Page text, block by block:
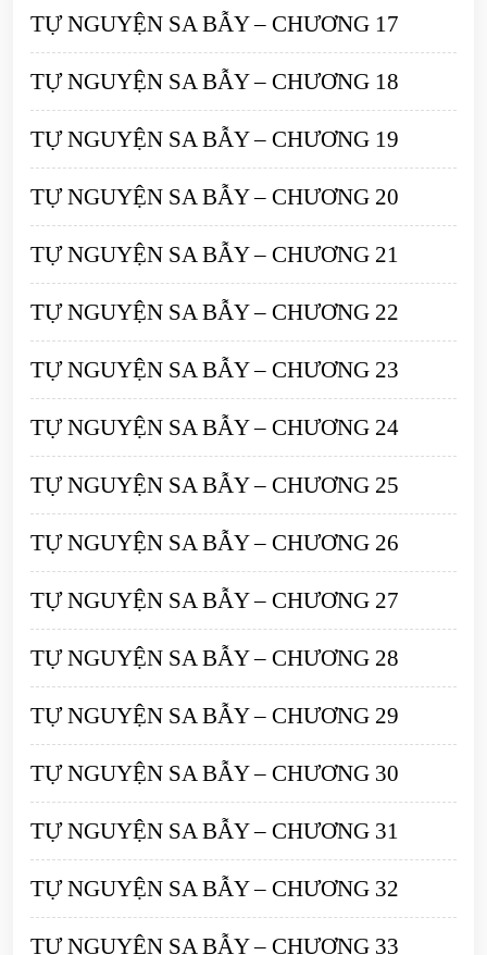
TỰ NGUYỆN SA BẪY – CHƯƠNG 17
TỰ NGUYỆN SA BẪY – CHƯƠNG 18
TỰ NGUYỆN SA BẪY – CHƯƠNG 19
TỰ NGUYỆN SA BẪY – CHƯƠNG 20
TỰ NGUYỆN SA BẪY – CHƯƠNG 21
TỰ NGUYỆN SA BẪY – CHƯƠNG 22
TỰ NGUYỆN SA BẪY – CHƯƠNG 23
TỰ NGUYỆN SA BẪY – CHƯƠNG 24
TỰ NGUYỆN SA BẪY – CHƯƠNG 25
TỰ NGUYỆN SA BẪY – CHƯƠNG 26
TỰ NGUYỆN SA BẪY – CHƯƠNG 27
TỰ NGUYỆN SA BẪY – CHƯƠNG 28
TỰ NGUYỆN SA BẪY – CHƯƠNG 29
TỰ NGUYỆN SA BẪY – CHƯƠNG 30
TỰ NGUYỆN SA BẪY – CHƯƠNG 31
TỰ NGUYỆN SA BẪY – CHƯƠNG 32
TỰ NGUYỆN SA BẪY – CHƯƠNG 33